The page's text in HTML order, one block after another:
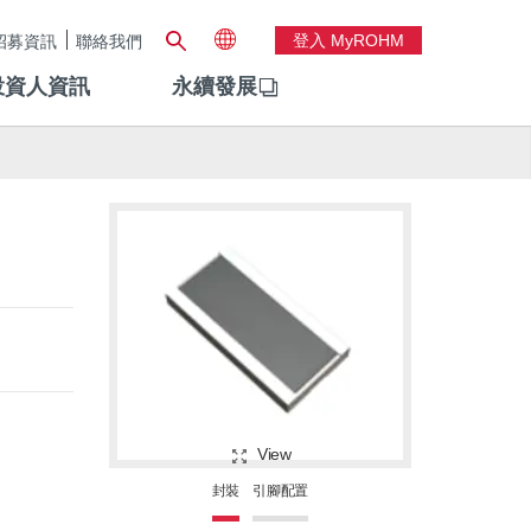
募資訊 聯絡我們 登入 MyROHM
人資訊 永續發展
View
封裝 引腳配置